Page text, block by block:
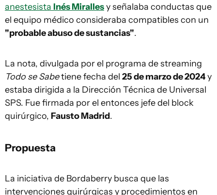
anestesista Inés Mirallesy señalaba conductas que
el equipo médico consideraba compatibles con un
"probable abuso de sustancias".
La nota, divulgada por el programa de streaming
Todo se Sabetiene fecha del 25 de marzo de 2024y
estaba dirigida a la Dirección Técnica de Universal
SPS. Fue firmada por el entonces jefe del block
quirúrgico, Fausto Madrid.
Propuesta
La iniciativa de Bordaberry busca que las
intervenciones quirúrgicas y procedimientos en